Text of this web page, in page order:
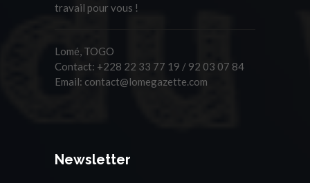
travail pour vous !
Lomé, TOGO
Contact: +228 22 33 77 19 / 92 03 07 84
Email: contact@lomegazette.com
Newsletter